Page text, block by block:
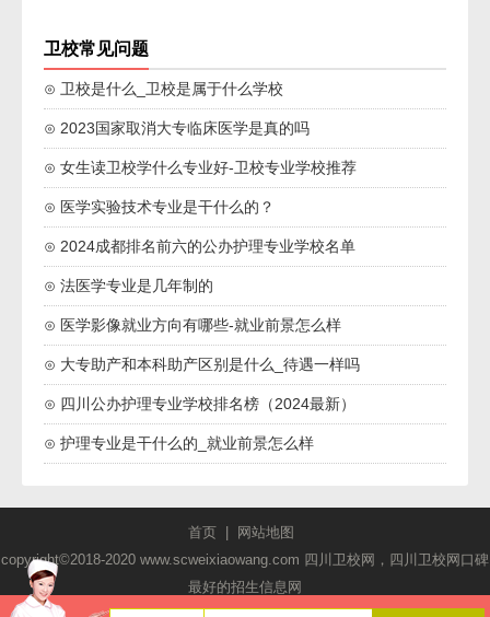
卫校常见问题
⊙ 卫校是什么_卫校是属于什么学校
⊙ 2023国家取消大专临床医学是真的吗
⊙ 女生读卫校学什么专业好-卫校专业学校推荐
⊙ 医学实验技术专业是干什么的？
⊙ 2024成都排名前六的公办护理专业学校名单
⊙ 法医学专业是几年制的
⊙ 医学影像就业方向有哪些-就业前景怎么样
⊙ 大专助产和本科助产区别是什么_待遇一样吗
⊙ 四川公办护理专业学校排名榜（2024最新）
⊙ 护理专业是干什么的_就业前景怎么样
首页|
网站地图
copyright©2018-2020 www.scweixiaowang.com 四川卫校网，四川卫校网口碑
最好的招生信息网